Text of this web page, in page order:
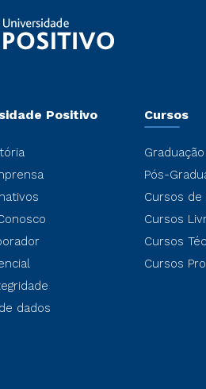
Positivo
dados
Cursos
Graduação
Pós-
Cursos de
Cursos
Cursos
Cursos